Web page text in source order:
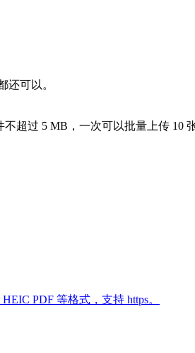
还可以。
超过 5 MB，一次可以批量上传 10
PDF 等格式，支持 https。